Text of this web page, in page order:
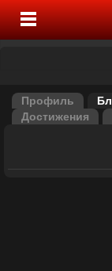
Профиль
Достижения